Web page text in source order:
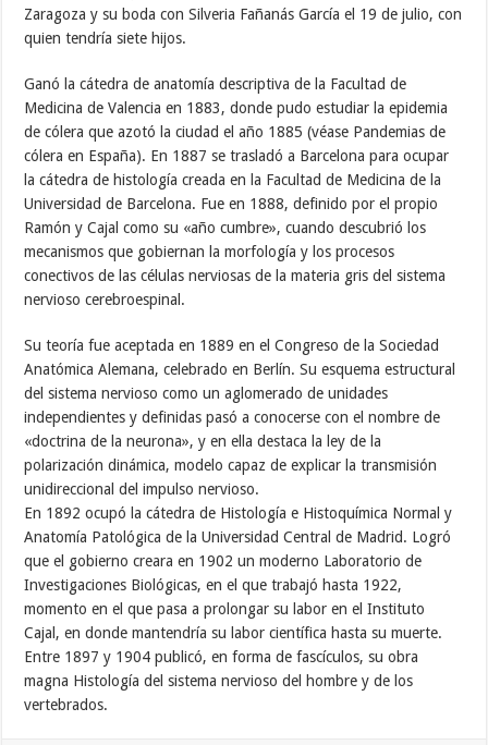
Zaragoza y su boda con Silveria Fañanás García el 19 de julio, con
quien tendría siete hijos.
Ganó la cátedra de anatomía descriptiva de la Facultad de
Medicina de Valencia en 1883, donde pudo estudiar la epidemia
de cólera que azotó la ciudad el año 1885 (véase Pandemias de
cólera en España). En 1887 se trasladó a Barcelona para ocupar
la cátedra de histología creada en la Facultad de Medicina de la
Universidad de Barcelona. Fue en 1888, definido por el propio
Ramón y Cajal como su «año cumbre», cuando descubrió los
mecanismos que gobiernan la morfología y los procesos
conectivos de las células nerviosas de la materia gris del sistema
nervioso cerebroespinal.
Su teoría fue aceptada en 1889 en el Congreso de la Sociedad
Anatómica Alemana, celebrado en Berlín. Su esquema estructural
del sistema nervioso como un aglomerado de unidades
independientes y definidas pasó a conocerse con el nombre de
«doctrina de la neurona», y en ella destaca la ley de la
polarización dinámica, modelo capaz de explicar la transmisión
unidireccional del impulso nervioso.
En 1892 ocupó la cátedra de Histología e Histoquímica Normal y
Anatomía Patológica de la Universidad Central de Madrid. Logró
que el gobierno creara en 1902 un moderno Laboratorio de
Investigaciones Biológicas, en el que trabajó hasta 1922,
momento en el que pasa a prolongar su labor en el Instituto
Cajal, en donde mantendría su labor científica hasta su muerte.
Entre 1897 y 1904 publicó, en forma de fascículos, su obra
magna Histología del sistema nervioso del hombre y de los
vertebrados.